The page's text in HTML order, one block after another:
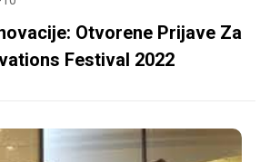
Otvorene Prijave Za
Festival 2022